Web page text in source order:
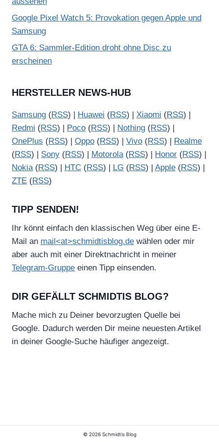
Google Pixel Watch 5: Provokation gegen Apple und
Samsung
GTA 6: Sammler-Edition droht ohne Disc zu
erscheinen
HERSTELLER NEWS-HUB
Samsung (RSS) | Huawei (RSS) | Xiaomi (RSS) |
Redmi (RSS) | Poco (RSS) | Nothing (RSS) |
OnePlus (RSS) | Oppo (RSS) | Vivo (RSS) |
Realme
(RSS) | Sony (RSS) | Motorola(RSS) | Honor (RSS) |
Nokia(RSS) | HTC (RSS) | LG (RSS) | Apple (RSS) |
ZTE (RSS)
TIPP SENDEN!
Ihr könnt einfach den klassischen Weg über eine E-
Mail an mail<at>schmidtisblog.de wählen oder mir
aber auch mit einer Direktnachricht in meiner
Telegram-Gruppe einen Tipp einsenden.
DIR GEFÄLLT SCHMIDTIS BLOG?
Mache mich zu Deiner bevorzugten Quelle bei
Google. Dadurch werden Dir meine neuesten Artikel
in deiner Google-Suche häufiger angezeigt.
© 2026 Schmidtis Blog